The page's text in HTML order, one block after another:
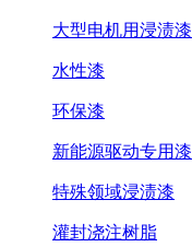
大型电机用浸渍漆
水性漆
环保漆
新能源驱动专用漆
特殊领域浸渍漆
灌封浇注树脂